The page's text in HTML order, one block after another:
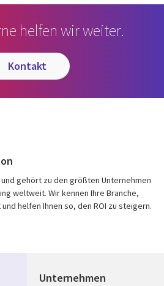
helfen wir weiter.
kontakt
gehört zu den größten Unternehmen
weltweit. Wir kennen Ihre Branche,
helfen Ihnen so, den ROI zu steigern.
Unternehmen